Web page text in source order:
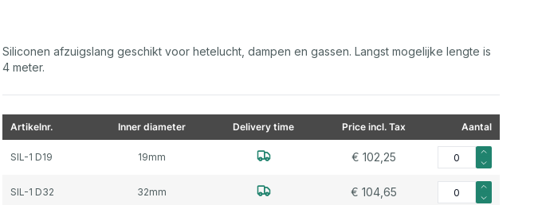
Siliconen afzuigslang geschikt voor hetelucht, dampen en gassen. Langst mogelijke lengte is
4 meter.
Artikelnr. Inner diameter Delivery time Price incl. Tax Aantal
SIL-1 D19 19mm € 102,25 Aantal voor
SIL-1 D32 32mm € 104,65 Aantal voor